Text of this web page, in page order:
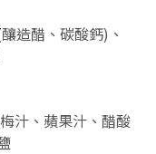
造醋、碳酸鈣)、
汁、蘋果汁、醋酸